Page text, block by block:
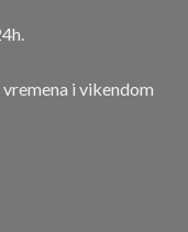
i vikendom